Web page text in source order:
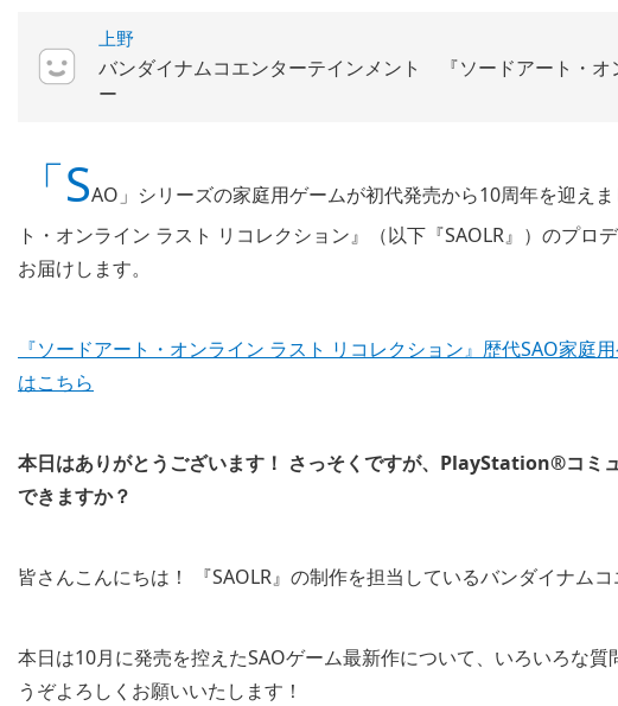
上野
バンダイナムコエンターテインメント 『ソードアート・オ
ー
「SAO」シリーズの家庭用ゲームが初代発売から10周年を迎え
ト・オンライン ラスト リコレクション』（以下『SAOLR』）のプ
お届けします。
『ソードアート・オンライン ラスト リコレクション』歴代SAO家庭
はこちら
本日はありがとうございます！ さっそくですが、PlayStation®コミ
できますか？
皆さんこんにちは！ 『SAOLR』の制作を担当しているバンダイナム
本日は10月に発売を控えたSAOゲーム最新作について、いろいろな
うぞよろしくお願いいたします！